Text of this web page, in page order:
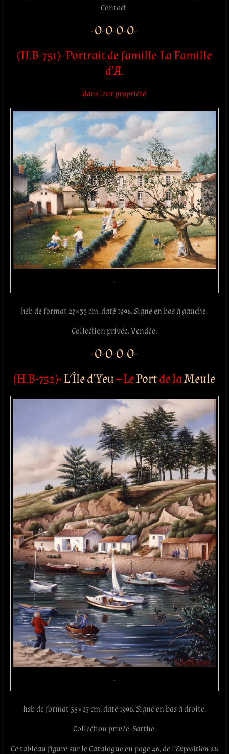
Contact.
-O-O-O-O-
(H.B-751)- Portrait de famille-La Famille
d’A.
dans leur propriété
.
hsb de format 27×35 cm, daté 1996. Signé en bas à gauche.
Collection privée. Vendée.
-O-O-O-O-
(H.B-752)-L’Île d’Yeu– LePortde laMeule
.
hsb de format 35×27 cm, daté 1996. Signé en bas à droite.
Collection privée. Sarthe.
Ce tableau figure sur le Catalogue en page 46, de l‘Exposition au